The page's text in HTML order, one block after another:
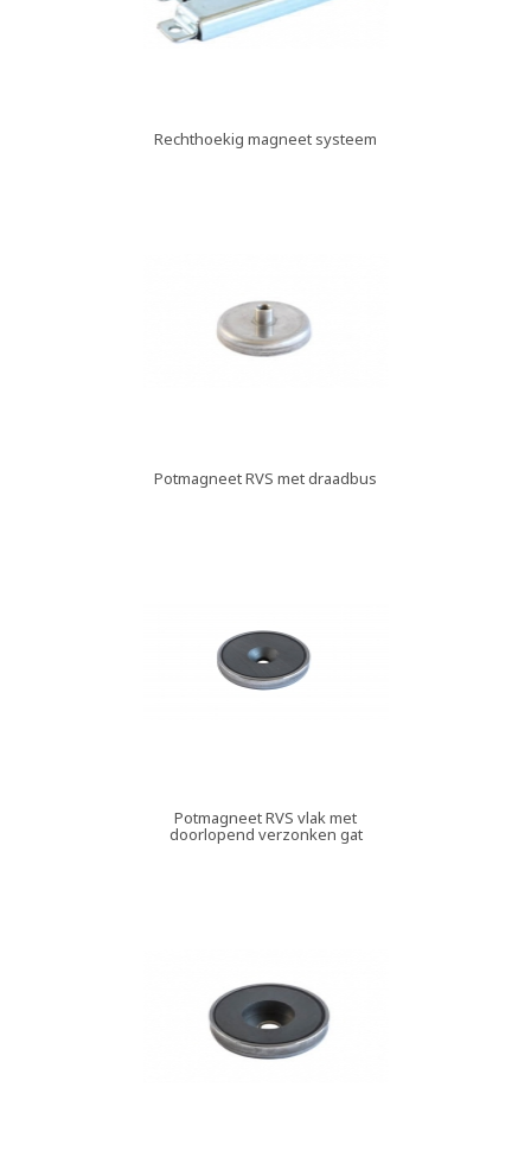
Rechthoekig magneet systeem
Potmagneet RVS met draadbus
Potmagneet RVS vlak met
doorlopend verzonken gat